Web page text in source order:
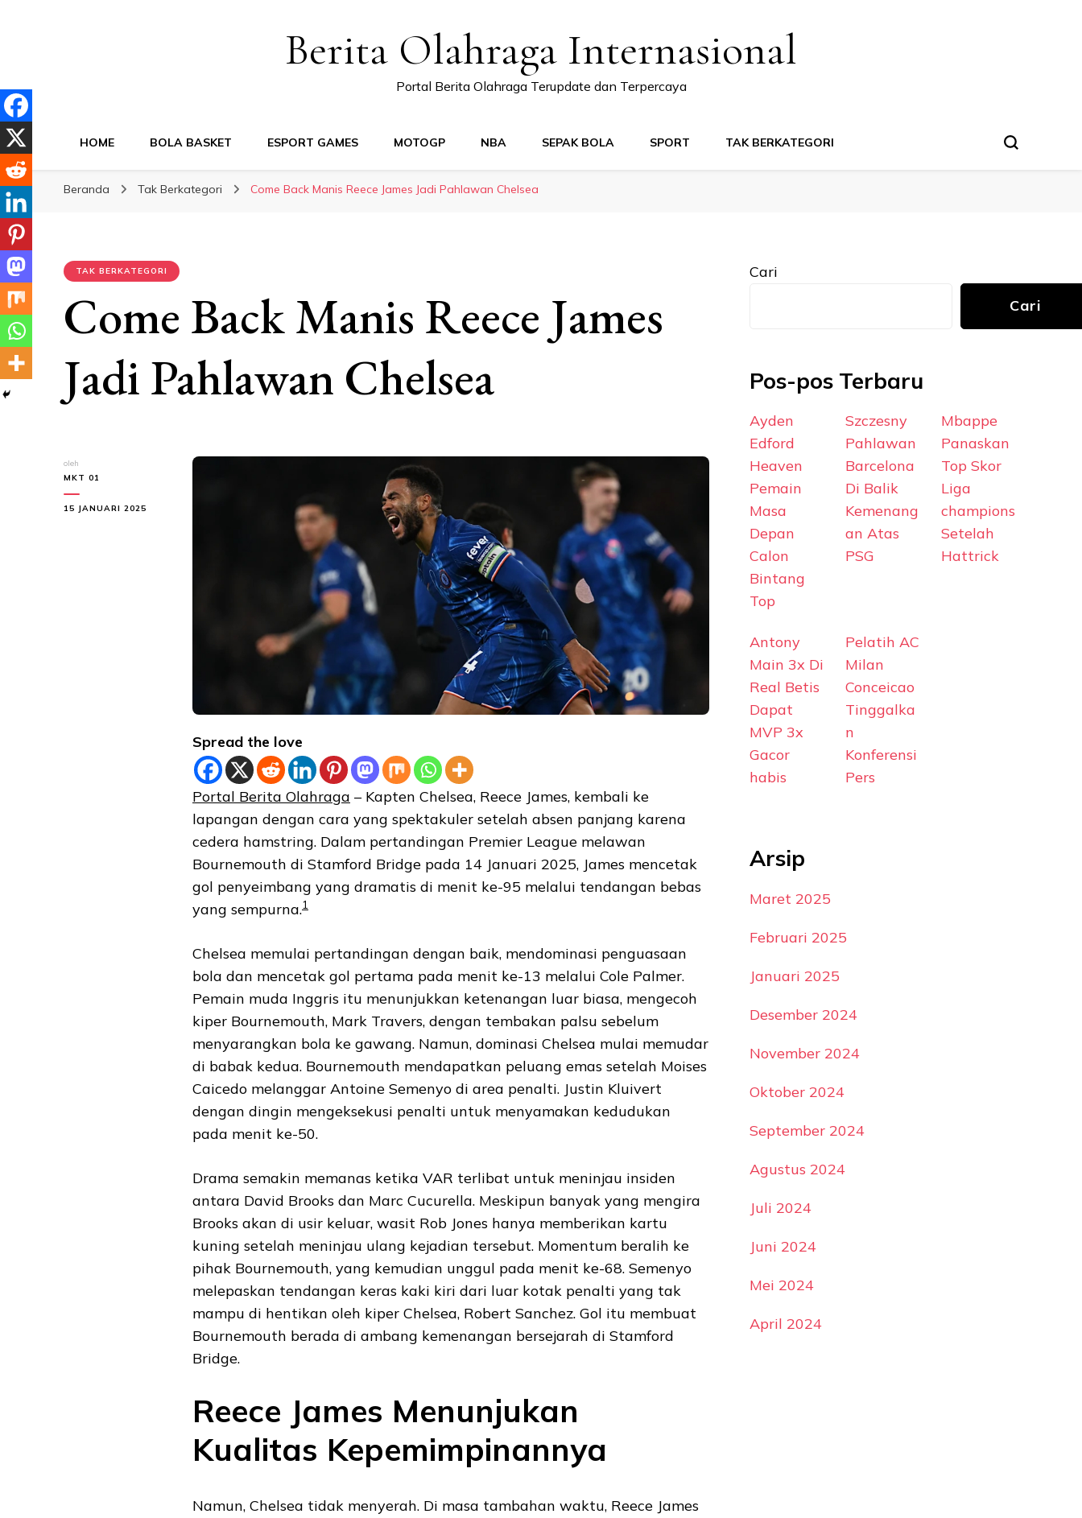
Berita Olahraga Internasional
Portal Berita Olahraga Terupdate dan Terpercaya
HOME BOLA BASKET ESPORT GAMES MOTOGP NBA SEPAK BOLA SPORT TAK BERKATEGORI
Beranda Tak Berkategori Come Back Manis Reece James Jadi Pahlawan Chelsea
TAK BERKATEGORI
Come Back Manis Reece James
Jadi Pahlawan Chelsea
oleh
MKT 01
15 JANUARI 2025
Spread the love
Portal Berita Olahraga – Kapten Chelsea, Reece James, kembali ke
lapangan dengan cara yang spektakuler setelah absen panjang karena
cedera hamstring. Dalam pertandingan Premier League melawan
Bournemouth di Stamford Bridge pada 14 Januari 2025, James mencetak
gol penyeimbang yang dramatis di menit ke-95 melalui tendangan bebas
yang sempurna.1
Chelsea memulai pertandingan dengan baik, mendominasi penguasaan
bola dan mencetak gol pertama pada menit ke-13 melalui Cole Palmer.
Pemain muda Inggris itu menunjukkan ketenangan luar biasa, mengecoh
kiper Bournemouth, Mark Travers, dengan tembakan palsu sebelum
menyarangkan bola ke gawang. Namun, dominasi Chelsea mulai memudar
di babak kedua. Bournemouth mendapatkan peluang emas setelah Moises
Caicedo melanggar Antoine Semenyo di area penalti. Justin Kluivert
dengan dingin mengeksekusi penalti untuk menyamakan kedudukan
pada menit ke-50.
Drama semakin memanas ketika VAR terlibat untuk meninjau insiden
antara David Brooks dan Marc Cucurella. Meskipun banyak yang mengira
Brooks akan di usir keluar, wasit Rob Jones hanya memberikan kartu
kuning setelah meninjau ulang kejadian tersebut. Momentum beralih ke
pihak Bournemouth, yang kemudian unggul pada menit ke-68. Semenyo
melepaskan tendangan keras kaki kiri dari luar kotak penalti yang tak
mampu di hentikan oleh kiper Chelsea, Robert Sanchez. Gol itu membuat
Bournemouth berada di ambang kemenangan bersejarah di Stamford
Bridge.
Reece James Menunjukan
Kualitas Kepemimpinannya
Namun, Chelsea tidak menyerah. Di masa tambahan waktu, Reece James
Cari
Cari
Pos-pos Terbaru
Ayden
Edford
Heaven
Pemain
Masa
Depan
Calon
Bintang
Top
Szczesny
Pahlawan
Barcelona
Di Balik
Kemenang
an Atas
PSG
Mbappe
Panaskan
Top Skor
Liga
champions
Setelah
Hattrick
Antony
Main 3x Di
Real Betis
Dapat
MVP 3x
Gacor
habis
Pelatih AC
Milan
Conceicao
Tinggalka
n
Konferensi
Pers
Arsip
Maret 2025
Februari 2025
Januari 2025
Desember 2024
November 2024
Oktober 2024
September 2024
Agustus 2024
Juli 2024
Juni 2024
Mei 2024
April 2024